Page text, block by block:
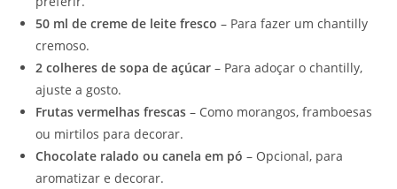
50 ml de creme de leite fresco – Para fazer um chantilly
cremoso.
2 colheres de sopa de açúcar – Para adoçar o chantilly,
ajuste a gosto.
Frutas vermelhas frescas – Como morangos, framboesas
ou mirtilos para decorar.
Chocolate ralado ou canela em pó – Opcional, para
aromatizar e decorar.